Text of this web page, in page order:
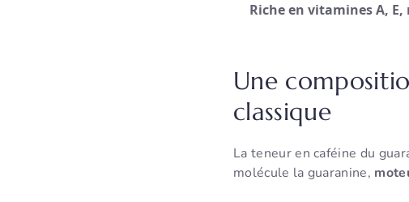
Riche en vitamines A,
Une
classique
La teneur en caféine du
molécule la guaranine,